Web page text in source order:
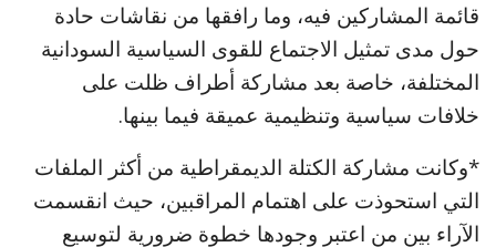
قائمة المشاركين فيه، وما رافقها من نقاشات حادة
حول مدى تمثيل الاجتماع للقوى السياسية السودانية
المختلفة، خاصة بعد مشاركة أطراف ظلت على
خلافات سياسية وتنظيمية عميقة فيما بينها.
*وكانت مشاركة الكتلة الديمقراطية من أكثر الملفات
التي استحوذت على اهتمام المراقبين، حيث انقسمت
الآراء بين من اعتبر وجودها خطوة ضرورية لتوسيع